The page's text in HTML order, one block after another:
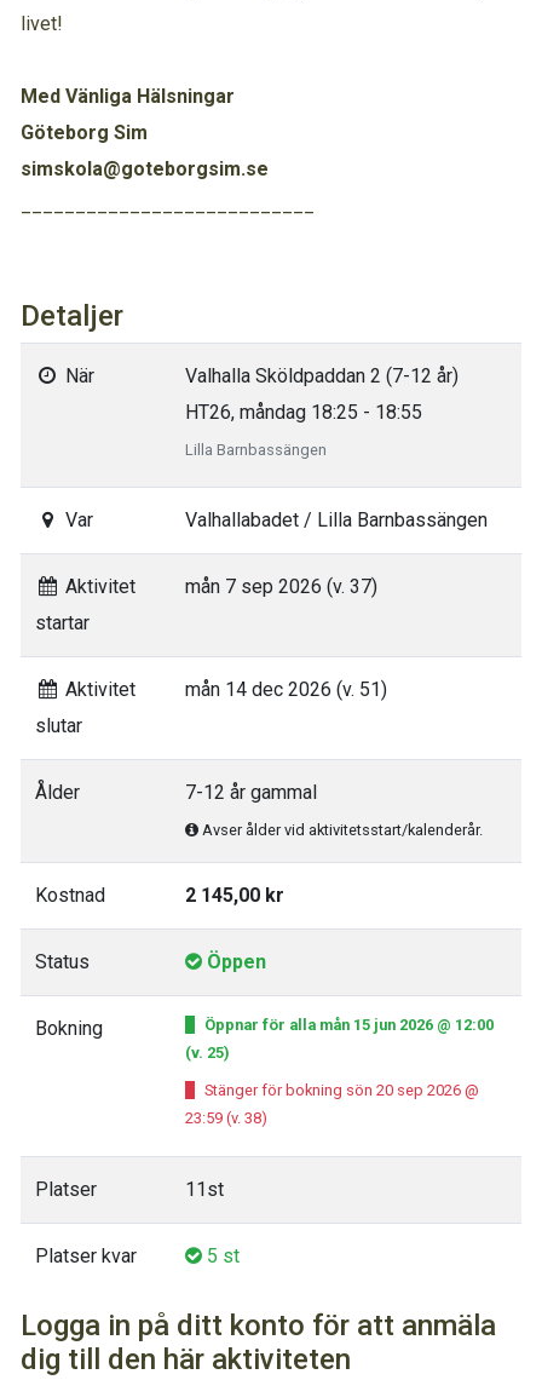
livet!
Med Vänliga Hälsningar
Göteborg Sim
simskola@goteborgsim.se
Detaljer
När
Valhalla Sköldpaddan 2 (7-12 år)
HT26, måndag 18:25 - 18:55
Lilla Barnbassängen
Var Valhallabadet / Lilla Barnbassängen
Aktivitet
startar
mån 7 sep 2026 (v. 37)
Aktivitet
slutar
mån 14 dec 2026 (v. 51)
Ålder 7-12 år gammal
Avser ålder vid aktivitetsstart/kalenderår.
Kostnad 2 145,00 kr
Status Öppen
Bokning
Öppnar för alla mån 15 jun 2026 @ 12:00
(v. 25)
Stänger för bokning sön 20 sep 2026 @
23:59 (v. 38)
Platser 11st
Platser kvar 5 st
Logga in på ditt konto för att anmäla
dig till den här aktiviteten